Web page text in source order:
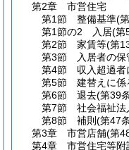
第2章
市営住宅
第1節
整備基準(
第1節の2
入居(第
第2節
家賃等(第
第3節
入居者の
第4節
収入超過
第5節
建替えに係
第6節
退去(第39
第7節
社会福祉法
第8節
補則 (第47
第3章
市営店舗(第
第4章
市営住宅等附